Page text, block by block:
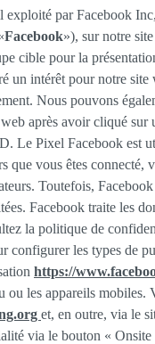
exploité par Facebook
Facebook»), sur notre
cible pour la
un intérêt pour notre
Nous pouvons
après avoir cliqué
Le Pixel Facebook est
que vous êtes
Toutefois,
Facebook traite les
la politique de
configurer les types de
https://
ou les appareils
et, en outre, via le
via le bouton «